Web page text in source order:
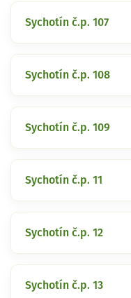
Sychotín č.p. 107
Sychotín č.p. 108
Sychotín č.p. 109
Sychotín č.p. 11
Sychotín č.p. 12
Sychotín č.p. 13